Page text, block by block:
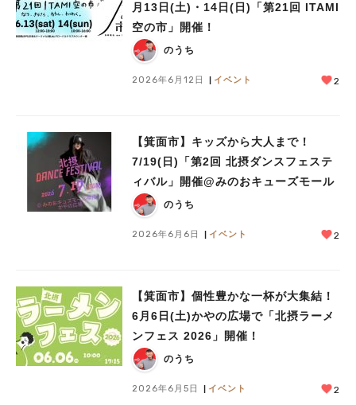
月13日(土)・14日(日)「第21回 ITAMI
空の市」開催！
のうち
2026年6月12日 イベント 2
【箕面市】キッズから大人まで！
7/19(日)「第2回 北摂ダンスフェステ
ィバル」開催@みのおキューズモール
のうち
2026年6月6日 イベント 2
【箕面市】個性豊かな一杯が大集結！
6月6日(土)かやの広場で「北摂ラーメ
ンフェス 2026」開催！
のうち
2026年6月5日 イベント 2